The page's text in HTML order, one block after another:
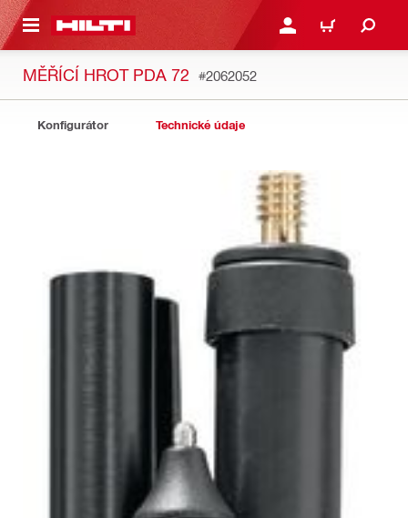
HLAVNÍ OBSAH PŘIHLÁSIT NEBO
KOŠÍK
MĚŘÍCÍ HROT PDA 72 #2062052
Konfigurátor Technické údaje